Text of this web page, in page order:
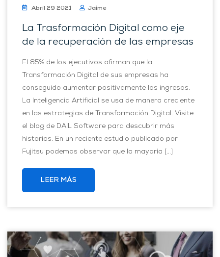
Abril 29 2021 Jaime
La Trasformación Digital como eje
de la recuperación de las empresas
El 85% de los ejecutivos afirman que la
Transformación Digital de sus empresas ha
conseguido aumentar positivamente los ingresos.
La Inteligencia Artificial se usa de manera creciente
en las estrategias de Transformación Digital. Visite
el blog de DAIL Software para descubrir más
historias. En un reciente estudio publicado por
Fujitsu podemos observar que la mayoría […]
LEER MÁS